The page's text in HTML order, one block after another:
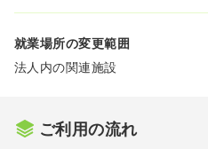
就業場所の変更範囲
法人内の関連施設
ご利用の流れ